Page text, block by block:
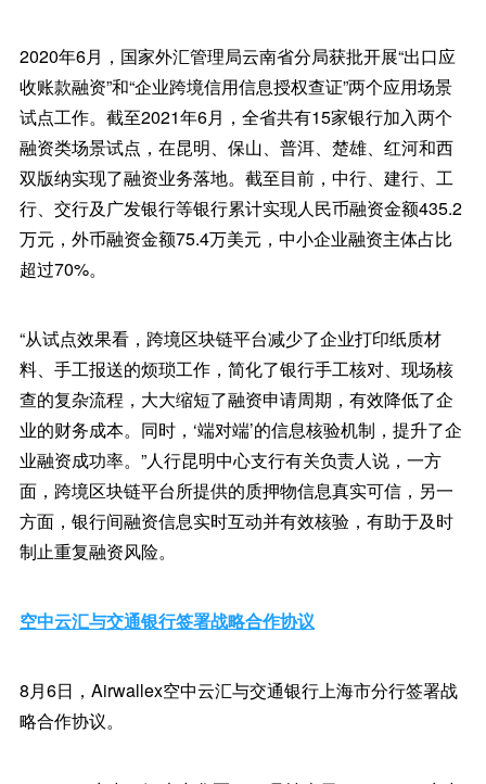
2020年6月，国家外汇管理局云南省分局获批开展“出口应
收账款融资”和“企业跨境信用信息授权查证”两个应用场景
试点工作。截至2021年6月，全省共有15家银行加入两个
融资类场景试点，在昆明、保山、普洱、楚雄、红河和西
双版纳实现了融资业务落地。截至目前，中行、建行、工
行、交行及广发银行等银行累计实现人民币融资金额435.2
万元，外币融资金额75.4万美元，中小企业融资主体占比
超过70%。
“从试点效果看，跨境区块链平台减少了企业打印纸质材
料、手工报送的烦琐工作，简化了银行手工核对、现场核
查的复杂流程，大大缩短了融资申请周期，有效降低了企
业的财务成本。同时，‘端对端’的信息核验机制，提升了企
业融资成功率。”人行昆明中心支行有关负责人说，一方
面，跨境区块链平台所提供的质押物信息真实可信，另一
方面，银行间融资信息实时互动并有效核验，有助于及时
制止重复融资风险。
空中云汇与交通银行签署战略合作协议
8月6日，Airwallex空中云汇与交通银行上海市分行签署战
略合作协议。